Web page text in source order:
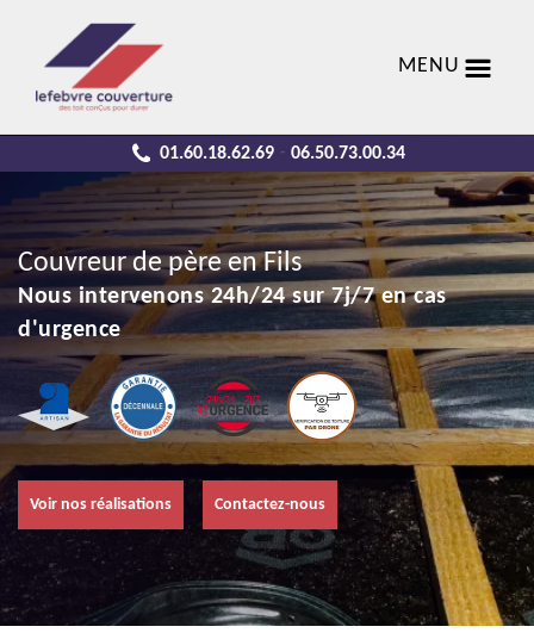
MENU
01.60.18.62.69 - 06.50.73.00.34
Couvreur de père en Fils
Nous intervenons 24h/24 sur 7j/7 en cas
d'urgence
Voir nos réalisations Contactez-nous